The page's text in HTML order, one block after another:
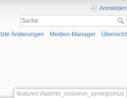
Anmelden
Änderungen Medien-Manager Übersicht
features:vladimir_solovevs_synergismus